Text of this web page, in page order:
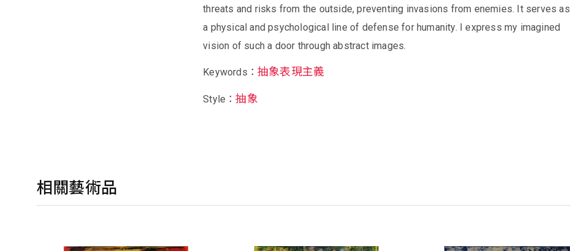
threats and risks from the outside, preventing invasions from enemies. It serves as
a physical and psychological line of defense for humanity. I express my imagined
vision of such a door through abstract images.
Keywords：抽象表現主義
Style：抽象
相關藝術品